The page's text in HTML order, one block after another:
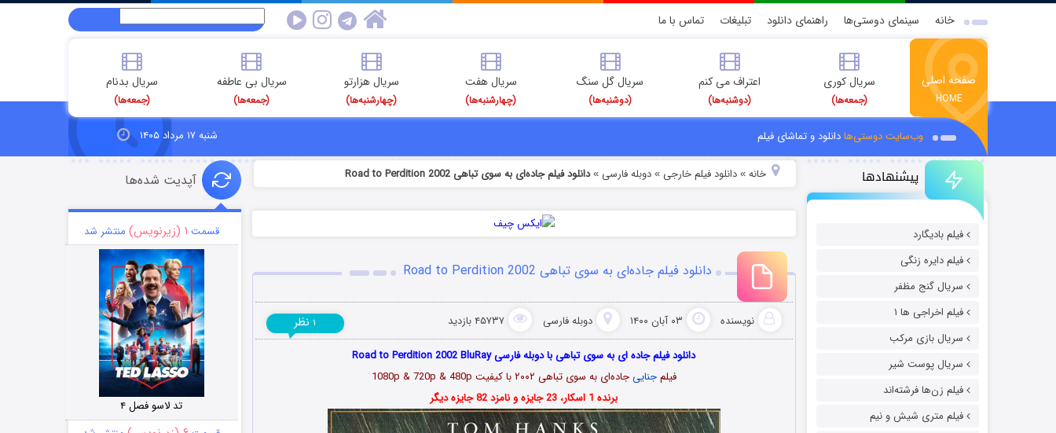
خانه سینمای دوستی‌ها راهنمای دانلود تبلیغات تماس با ما
صفحه اصلی
HOME
سریال کوری
(جمعه‌ها)
اعتراف می کنم
(دوشنبه‌ها)
سریال گل سنگ
(دوشنبه‌ها)
سریال هفت
(چهارشنبه‌ها)
سریال هزارتو
(چهارشنبه‌ها)
سریال بی عاطفه
(جمعه‌ها)
سریال بدنام
(جمعه‌ها)
وب‌سایت دوستی‌هادانلود و تماشای فیلم شنبه ۱۷ مرداد ۱۴۰۵
پیشنهادها
فیلم بادیگارد
فیلم دایره زنگی
سریال گنج مظفر
فیلم اخراجی ها ۱
سریال بازی مرکب
سریال پوست شیر
فیلم زن‌ها فرشته‌اند
فیلم متری شیش و نیم
خانه» دانلود فیلم خارجی » دوبله فارسی »دانلود فیلم جاده‌ای به سوی تباهی Road to Perdition 2002
دانلود فیلم جاده‌ای به سوی تباهی Road to Perdition 2002
نویسنده ۰۳ آبان ۱۴۰۰ دوبله فارسی ۴۵۷۳۷ بازدید ۱ نظر
دانلود فیلم جاده ای به سوی تباهی با دوبله فارسی Road to Perdition 2002 BluRay
فیلمجناییجاده‌ای به سوی تباهی ۲۰۰۲ با کیفیت 1080p & 720p & 480p
برنده 1 اسکار، 23 جایزه و نامزد 82 جایزه دیگر
آپدیت شده‌ها
قسمت ۱ (زیرنویس) منتشر شد
تد لاسو فصل ۴